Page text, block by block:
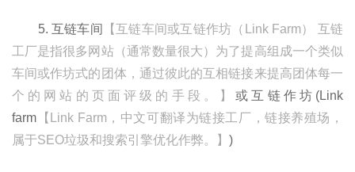
5. 互链车间
【互链车间或互链作坊（Link Farm） 互链
工厂是指很多网站（通常数量很大）为了提高组成一个类似
车间或作坊式的团体，通过彼此的互相链接来提高团体每一
个的网站的页面评级的手段。】或互链作坊(Link
farm 【Link Farm，中文可翻译为链接工厂，链接养殖场，
属于SEO垃圾和搜索引擎优化作弊。】 )